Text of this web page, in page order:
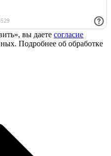
вы даете согласие
Подробнее об обработке